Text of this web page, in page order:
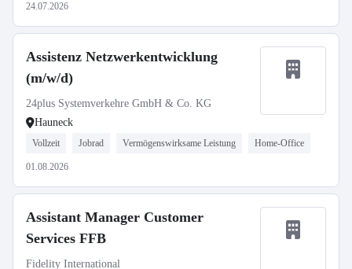
24.07.2026
Assistenz Netzwerkentwicklung
(m/w/d)
24plus Systemverkehre GmbH & Co. KG
Hauneck
Vollzeit Jobrad Vermögenswirksame Leistung Home-Office
01.08.2026
Assistant Manager Customer
Services FFB
Fidelity International